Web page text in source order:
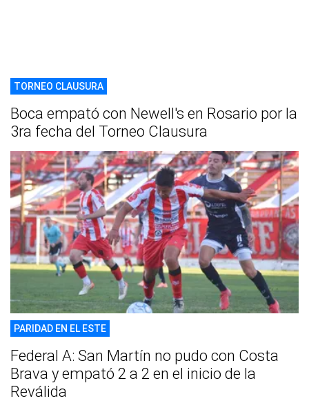
TORNEO CLAUSURA
Boca empató con Newell's en Rosario por la
3ra fecha del Torneo Clausura
PARIDAD EN EL ESTE
Federal A: San Martín no pudo con Costa
Brava y empató 2 a 2 en el inicio de la
Reválida